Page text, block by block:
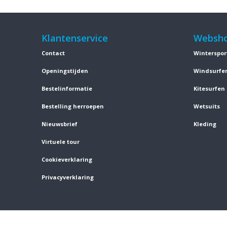
Klantenservice
Contact
Openingstijden
Bestelinformatie
Bestelling herroepen
Nieuwsbrief
Virtuele tour
Cookieverklaring
Privacyverklaring
Kitesurfen
Wetsuits
Kleding